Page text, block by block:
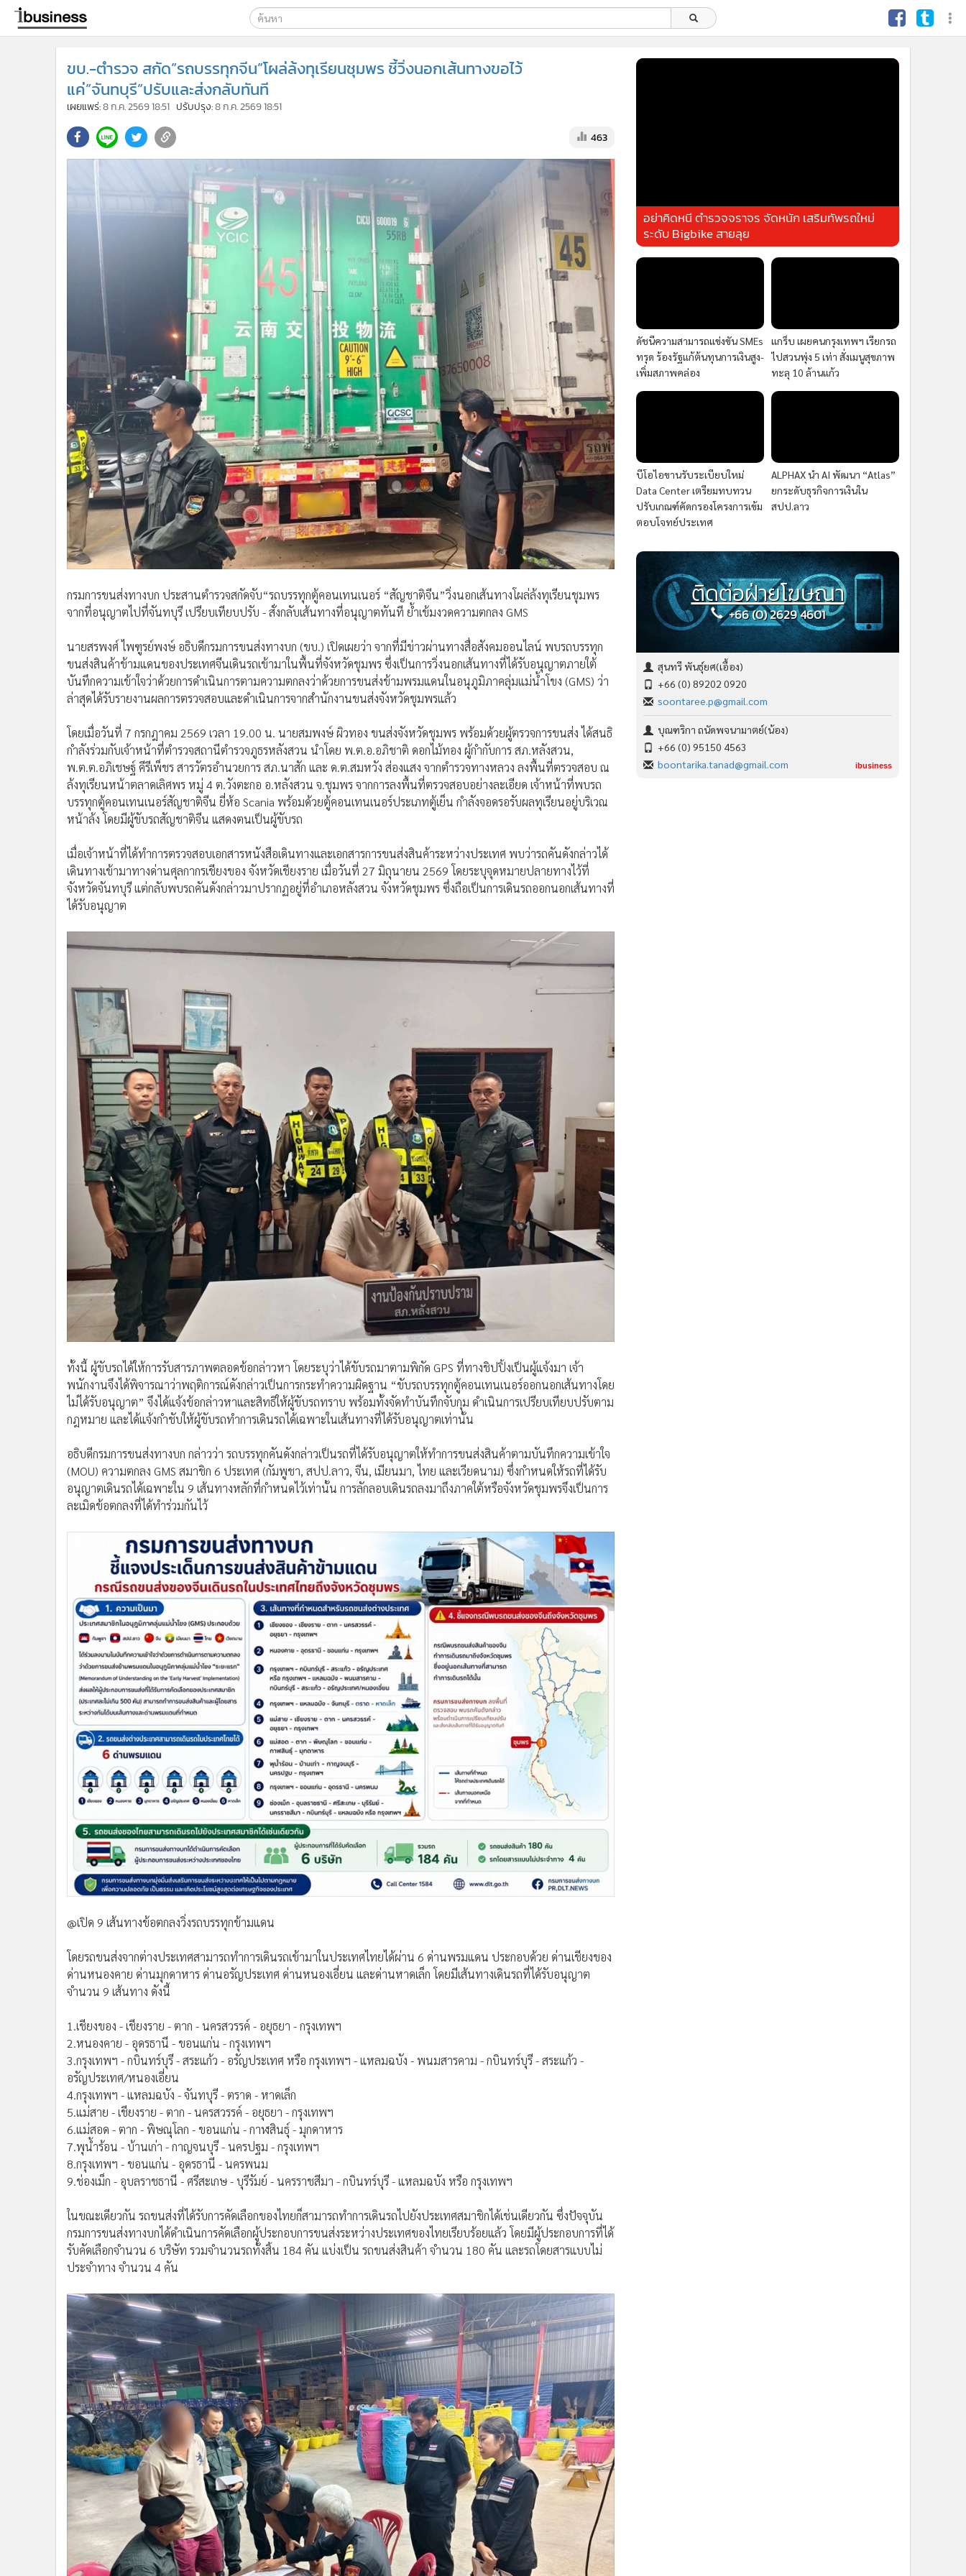
ค้นหา
ขบ.-ตำรวจ สกัด”รถบรรทุกจีน”โผล่ล้งทุเรียนชุมพร ชี้วิ่งนอกเส้นทางขอไว้
แค่”จันทบุรี”ปรับและส่งกลับทันที
เผยแพร่:8 ก.ค. 2569 18:51 ปรับปรุง:8 ก.ค. 2569 18:51
463
กรมการขนส่งทางบก ประสานตำรวจสกัดจับ“รถบรรทุกตู้คอนเทนเนอร์ “สัญชาติจีน”วิ่งนอกเส้นทางโผล่ล้งทุเรียนชุมพร
จากที่อนุญาตไปที่จันทบุรี เปรียบเทียบปรับ - สั่งกลับเส้นทางที่อนุญาตทันที ย้ำเข้มงวดความตกลง GMS
นายสรพงศ์ ไพฑูรย์พงษ์ อธิบดีกรมการขนส่งทางบก (ขบ.) เปิดเผยว่า จากที่มีข่าวผ่านทางสื่อสังคมออนไลน์ พบรถบรรทุก
ขนส่งสินค้าข้ามแดนของประเทศจีนเดินรถเข้ามาในพื้นที่จังหวัดชุมพร ซึ่งเป็นการวิ่งนอกเส้นทางที่ได้รับอนุญาตภายใต้
บันทึกความเข้าใจว่าด้วยการดำเนินการตามความตกลงว่าด้วยการขนส่งข้ามพรมแดนในอนุภูมิภาคลุ่มแม่น้ำโขง (GMS) ว่า
ล่าสุดได้รับรายงานผลการตรวจสอบและดำเนินการจากสำนักงานขนส่งจังหวัดชุมพรแล้ว
โดยเมื่อวันที่ 7 กรกฎาคม 2569 เวลา 19.00 น. นายสมพงษ์ ผิวทอง ขนส่งจังหวัดชุมพร พร้อมด้วยผู้ตรวจการขนส่ง ได้สนธิ
กำลังร่วมกับเจ้าหน้าที่ตำรวจสถานีตำรวจภูธรหลังสวน นำโดย พ.ต.อ.อภิชาติ ดอกไม้ทอง ผู้กำกับการ สภ.หลังสวน,
พ.ต.ต.อภิเชษฐ์ คีรีเพ็ชร สารวัตรอำนวยการ สภ.นาสัก และ ด.ต.สมหวัง ส่องแสง จากตำรวจทางหลวง ลงพื้นที่ตรวจสอบ ณ
ล้งทุเรียนหน้าตลาดเลิศพร หมู่ 4 ต.วังตะกอ อ.หลังสวน จ.ชุมพร จากการลงพื้นที่ตรวจสอบอย่างละเอียด เจ้าหน้าที่พบรถ
บรรทุกตู้คอนเทนเนอร์สัญชาติจีน ยี่ห้อ Scania พร้อมด้วยตู้คอนเทนเนอร์ประเภทตู้เย็น กำลังจอดรอรับผลทุเรียนอยู่บริเวณ
หน้าล้ง โดยมีผู้ขับรถสัญชาติจีน แสดงตนเป็นผู้ขับรถ
เมื่อเจ้าหน้าที่ได้ทำการตรวจสอบเอกสารหนังสือเดินทางและเอกสารการขนส่งสินค้าระหว่างประเทศ พบว่ารถคันดังกล่าวได้
เดินทางเข้ามาทางด่านศุลกากรเชียงของ จังหวัดเชียงราย เมื่อวันที่ 27 มิถุนายน 2569 โดยระบุจุดหมายปลายทางไว้ที่
จังหวัดจันทบุรี แต่กลับพบรถคันดังกล่าวมาปรากฏอยู่ที่อำเภอหลังสวน จังหวัดชุมพร ซึ่งถือเป็นการเดินรถออกนอกเส้นทางที่
ได้รับอนุญาต
ทั้งนี้ ผู้ขับรถได้ให้การรับสารภาพตลอดข้อกล่าวหา โดยระบุว่าได้ขับรถมาตามพิกัด GPS ที่ทางชิปปิ้งเป็นผู้แจ้งมา เจ้า
พนักงานจึงได้พิจารณาว่าพฤติการณ์ดังกล่าวเป็นการกระทำความผิดฐาน “ขับรถบรรทุกตู้คอนเทนเนอร์ออกนอกเส้นทางโดย
ไม่ได้รับอนุญาต” จึงได้แจ้งข้อกล่าวหาและสิทธิให้ผู้ขับรถทราบ พร้อมทั้งจัดทำบันทึกจับกุม ดำเนินการเปรียบเทียบปรับตาม
กฎหมาย และได้แจ้งกำชับให้ผู้ขับรถทำการเดินรถได้เฉพาะในเส้นทางที่ได้รับอนุญาตเท่านั้น
อธิบดีกรมการขนส่งทางบก กล่าวว่า รถบรรทุกคันดังกล่าวเป็นรถที่ได้รับอนุญาตให้ทำการขนส่งสินค้าตามบันทึกความเข้าใจ
(MOU) ความตกลง GMS สมาชิก 6 ประเทศ (กัมพูชา, สปป.ลาว, จีน, เมียนมา, ไทย และเวียดนาม) ซึ่งกำหนดให้รถที่ได้รับ
อนุญาตเดินรถได้เฉพาะใน 9 เส้นทางหลักที่กำหนดไว้เท่านั้น การลักลอบเดินรถลงมาถึงภาคใต้หรือจังหวัดชุมพรจึงเป็นการ
ละเมิดข้อตกลงที่ได้ทำร่วมกันไว้
@เปิด 9 เส้นทางข้อตกลงวิ่งรถบรรทุกข้ามแดน
โดยรถขนส่งจากต่างประเทศสามารถทำการเดินรถเข้ามาในประเทศไทยได้ผ่าน 6 ด่านพรมแดน ประกอบด้วย ด่านเชียงของ
ด่านหนองคาย ด่านมุกดาหาร ด่านอรัญประเทศ ด่านหนองเอี่ยน และด่านหาดเล็ก โดยมีเส้นทางเดินรถที่ได้รับอนุญาต
จำนวน 9 เส้นทาง ดังนี้
1.เชียงของ - เชียงราย - ตาก - นครสวรรค์ - อยุธยา - กรุงเทพฯ
2.หนองคาย - อุดรธานี - ขอนแก่น - กรุงเทพฯ
3.กรุงเทพฯ - กบินทร์บุรี - สระแก้ว - อรัญประเทศ หรือ กรุงเทพฯ - แหลมฉบัง - พนมสารคาม - กบินทร์บุรี - สระแก้ว -
อรัญประเทศ/หนองเอี่ยน
4.กรุงเทพฯ - แหลมฉบัง - จันทบุรี - ตราด - หาดเล็ก
5.แม่สาย - เชียงราย - ตาก - นครสวรรค์ - อยุธยา - กรุงเทพฯ
6.แม่สอด - ตาก - พิษณุโลก - ขอนแก่น - กาฬสินธุ์ - มุกดาหาร
7.พุน้ำร้อน - บ้านเก่า - กาญจนบุรี - นครปฐม - กรุงเทพฯ
8.กรุงเทพฯ - ขอนแก่น - อุดรธานี - นครพนม
9.ช่องเม็ก - อุบลราชธานี - ศรีสะเกษ - บุรีรัมย์ - นครราชสีมา - กบินทร์บุรี - แหลมฉบัง หรือ กรุงเทพฯ
ในขณะเดียวกัน รถขนส่งที่ได้รับการคัดเลือกของไทยก็สามารถทำการเดินรถไปยังประเทศสมาชิกได้เช่นเดียวกัน ซึ่งปัจจุบัน
กรมการขนส่งทางบกได้ดำเนินการคัดเลือกผู้ประกอบการขนส่งระหว่างประเทศของไทยเรียบร้อยแล้ว โดยมีผู้ประกอบการที่ได้
รับคัดเลือกจำนวน 6 บริษัท รวมจำนวนรถทั้งสิ้น 184 คัน แบ่งเป็น รถขนส่งสินค้า จำนวน 180 คัน และรถโดยสารแบบไม่
ประจำทาง จำนวน 4 คัน
อย่าคิดหนี ตำรวจจราจร จัดหนัก เสริมทัพรถใหม่
ระดับ Bigbike สายลุย
ดัชนีความสามารถแข่งขัน SMEs
ทรุด ร้องรัฐแก้ต้นทุนการเงินสูง-
เพิ่มสภาพคล่อง
แกร็บ เผยคนกรุงเทพฯ เรียกรถ
ไปสวนพุ่ง 5 เท่า สั่งเมนูสุขภาพ
ทะลุ 10 ล้านแก้ว
บีโอไอขานรับระเบียบใหม่
Data Center เตรียมทบทวน
ปรับเกณฑ์คัดกรองโครงการเข้ม
ตอบโจทย์ประเทศ
ALPHAX นำ AI พัฒนา “Atlas”
ยกระดับธุรกิจการเงินใน
สปป.ลาว
ติดต่อฝ่ายโฆษณา
+66 (0) 2629 4601
สุนทรี พันธุ์ยศ(เอื้อง)
+66 (0) 89202 0920
soontaree.p@gmail.com
บุณฑริกา ถนัดพจนามาตย์(น้อง)
+66 (0) 95150 4563
boontarika.tanad@gmail.com
ibusiness